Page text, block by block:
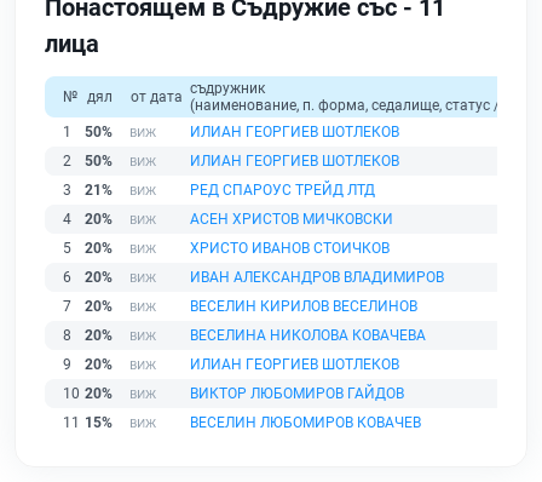
Понастоящем в Съдружие със - 11
лица
№ дял от дата съдружник
(наименование, п. форма, седалище, статус /
1
50%
ИЛИАН ГЕОРГИЕВ ШОТЛЕКОВ
2
50%
ИЛИАН ГЕОРГИЕВ ШОТЛЕКОВ
3
21%
РЕД СПАРОУС ТРЕЙД ЛТД
4
20%
АСЕН ХРИСТОВ МИЧКОВСКИ
5
20%
ХРИСТО ИВАНОВ СТОИЧКОВ
6
20%
ИВАН АЛЕКСАНДРОВ ВЛАДИМИРОВ
7
20%
ВЕСЕЛИН КИРИЛОВ ВЕСЕЛИНОВ
8
20%
ВЕСЕЛИНА НИКОЛОВА КОВАЧЕВА
9
20%
ИЛИАН ГЕОРГИЕВ ШОТЛЕКОВ
10 20%
ВИКТОР ЛЮБОМИРОВ ГАЙДОВ
11
15% ВЕСЕЛИН ЛЮБОМИРОВ КОВАЧЕВ